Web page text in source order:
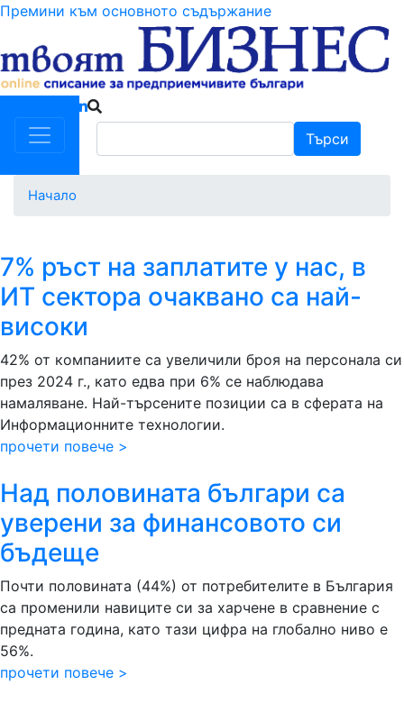
Премини към основното съдържание
Търси
Начало
7% ръст на заплатите у нас, в
ИТ сектора очаквано са най-
високи
42% от компаниите са увеличили броя на персонала си
през 2024 г., като едва при 6% се наблюдава
намаляване. Най-търсените позиции са в сферата на
Информационните технологии.
прочети повече >
Над половината българи са
уверени за финансовото си
бъдеще
Почти половината (44%) от потребителите в България
са променили навиците си за харчене в сравнение с
предната година, като тази цифра на глобално ниво е
56%.
прочети повече >